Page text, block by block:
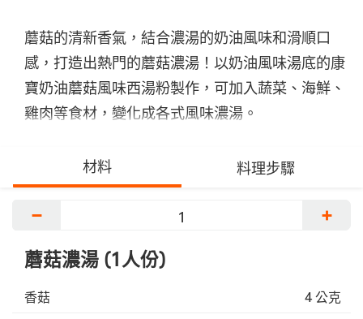
蘑菇的清新香氣，結合濃湯的奶油風味和滑順口
感，打造出熱門的蘑菇濃湯！以奶油風味湯底的康
寶奶油蘑菇風味西湯粉製作，可加入蔬菜、海鮮、
雞肉等食材，變化成各式風味濃湯。
材料 料理步驟
− +
蘑菇濃湯 (1人份)
香菇
4 公克